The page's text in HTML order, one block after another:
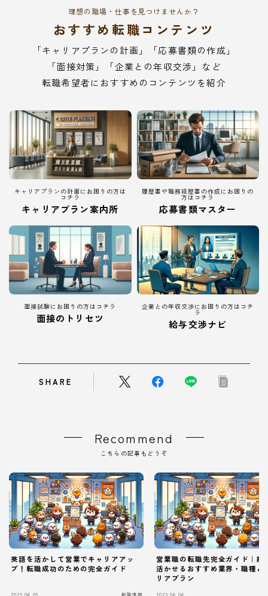
理想の職場・仕事を見つけませんか？
おすすめ転職コンテンツ
「キャリアプランの計画」「応募書類の作成」
「面接対策」「企業との年収交渉」など
転職希望者におすすめのコンテンツを紹介
キャリアプランの計画にお困りの方は
コチラ
キャリアプラン案内所
履歴書や職務経歴書の作成にお困りの
方はコチラ
応募書類マスター
面接試験にお困りの方はコチラ
面接のトリセツ
企業との年収交渉にお困りの方はコチ
ラ
給与交渉ナビ
SHARE
Recommend
こちらの記事もどうぞ
英語を活かして営業でキャリアアッ
プ！転職成功のための完全ガイド
2025.06.05 転職情報
営業職の転職先完全ガイド｜経
活かせるおすすめ業界・職種と
リアプラン
2025.06.06